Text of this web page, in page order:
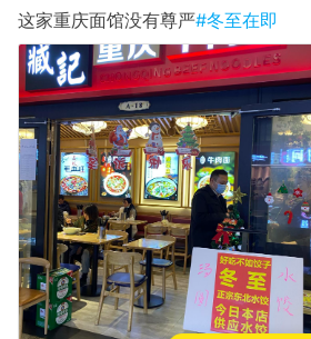
这家重庆面馆没有尊严#冬至在即